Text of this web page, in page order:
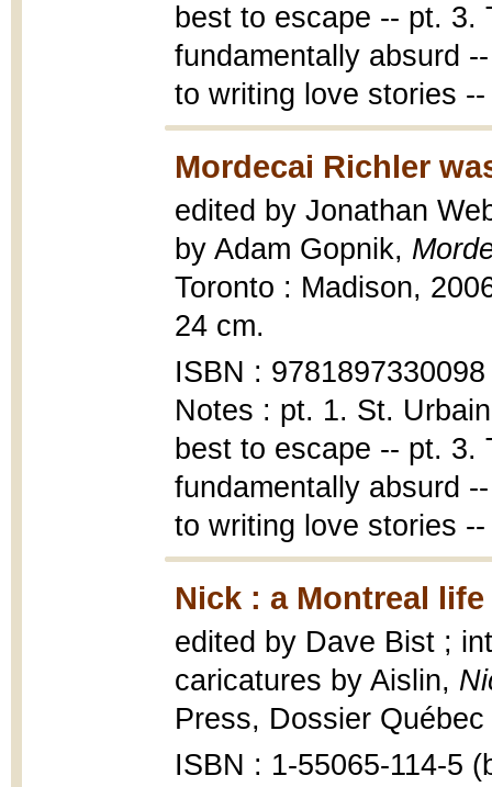
best to escape -- pt. 3.
fundamentally absurd
to writing love stories
Mordecai Richler
edited by Jonathan
by Adam Gopnik,
Toronto : Madison,
24 cm.
ISBN :
Notes : pt. 1. St.
best to escape -- pt. 3.
fundamentally absurd
to writing love stories
Nick : a Montreal life
edited by Dave Bist ;
caricatures by Aislin,
Press, Dossier
ISBN : 1-55065-114-5